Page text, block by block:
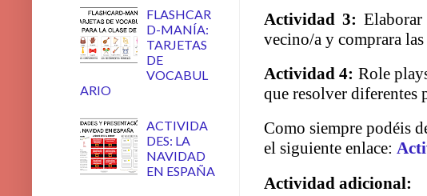
Actividad 3:
vecino/a y comprara las
Actividad 4: Role
que resolver diferentes
Como siempre podéis
el siguiente enlace:
Actividad adicional:
FLASHCAR
D-MANÍA:
TARJETAS
DE
VOCABUL
ARIO
ACTIVIDA
DES: LA
NAVIDAD
EN ESPAÑA